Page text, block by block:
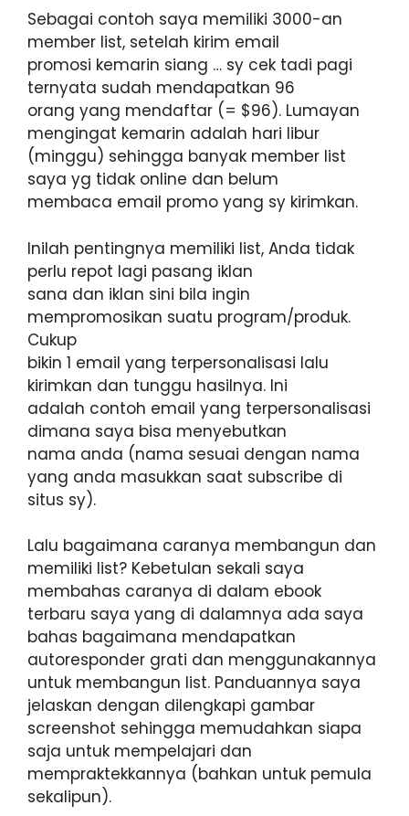
Sebagai contoh saya memiliki 3000-an
member list, setelah kirim email
promosi kemarin siang … sy cek tadi pagi
ternyata sudah mendapatkan 96
orang yang mendaftar (= $96). Lumayan
mengingat kemarin adalah hari libur
(minggu) sehingga banyak member list
saya yg tidak online dan belum
membaca email promo yang sy kirimkan.
Inilah pentingnya memiliki list, Anda tidak
perlu repot lagi pasang iklan
sana dan iklan sini bila ingin
mempromosikan suatu program/produk.
Cukup
bikin 1 email yang terpersonalisasi lalu
kirimkan dan tunggu hasilnya. Ini
adalah contoh email yang terpersonalisasi
dimana saya bisa menyebutkan
nama anda (nama sesuai dengan nama
yang anda masukkan saat subscribe di
situs sy).
Lalu bagaimana caranya membangun dan
memiliki list? Kebetulan sekali saya
membahas caranya di dalam ebook
terbaru saya yang di dalamnya ada saya
bahas bagaimana mendapatkan
autoresponder grati dan menggunakannya
untuk membangun list. Panduannya saya
jelaskan dengan dilengkapi gambar
screenshot sehingga memudahkan siapa
saja untuk mempelajari dan
mempraktekkannya (bahkan untuk pemula
sekalipun).